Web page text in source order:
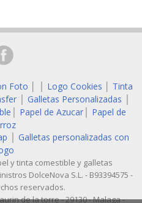
Foto Logo Cookies
Tinta
Galletas Personalizadas
Papel de Azucar
Papel de
Galletas personalizadas con
y tinta comestible y galletas
DolceNova S.L. - B93394575 -
reservados.
de la torre - 29130 - Malaga -